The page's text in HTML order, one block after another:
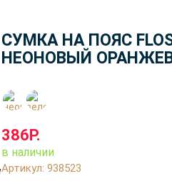
CУМКА НА ПОЯС
НЕОНОВЫЙ
386Р.
в наличии
Артикул: 938523